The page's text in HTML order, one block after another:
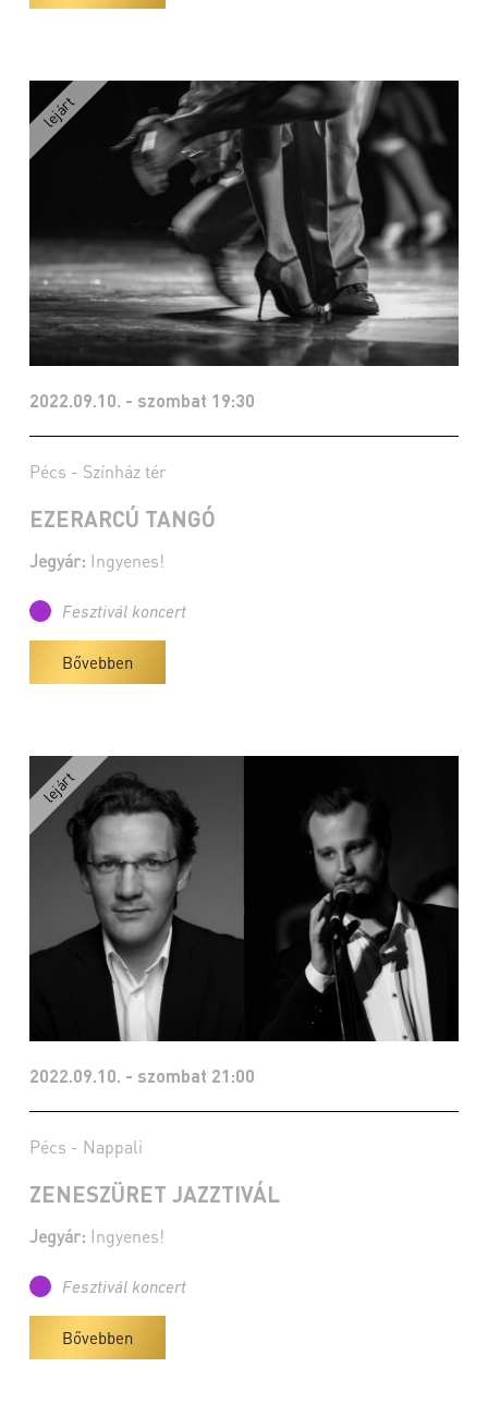
2022.09.10. - szombat 19:30
Pécs - Színház tér
EZERARCÚ TANGÓ
Jegyár: Ingyenes!
Fesztivál koncert
Bővebben
2022.09.10. - szombat 21:00
Pécs - Nappali
ZENESZÜRET JAZZTIVÁL
Jegyár: Ingyenes!
Fesztivál koncert
Bővebben